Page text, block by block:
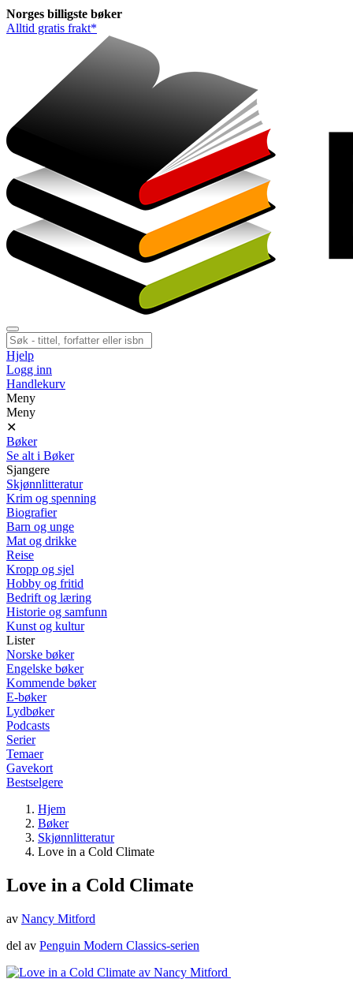
Norges billigste bøker
Alltid gratis frakt*
Hjelp
Logg inn
Handlekurv
Meny
Meny
✕
Bøker
Se alt i Bøker
Sjangere
Skjønnlitteratur
Krim og spenning
Biografier
Barn og unge
Mat og drikke
Reise
Kropp og sjel
Hobby og fritid
Bedrift og læring
Historie og samfunn
Kunst og kultur
Lister
Norske bøker
Engelske bøker
Kommende bøker
E-bøker
Lydbøker
Podcasts
Serier
Temaer
Gavekort
Bestselgere
Hjem
Bøker
Skjønnlitteratur
Love in a Cold Climate
Love in a Cold Climate
av Nancy Mitford
del av Penguin Modern Classics-serien